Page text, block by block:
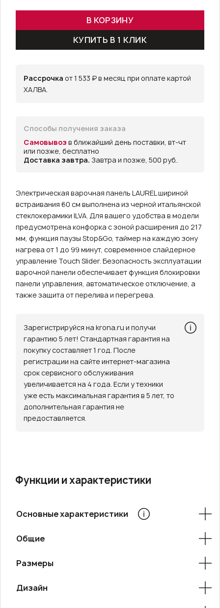
В КОРЗИНУ
КУПИТЬ В 1 КЛИК
Рассрочка от 1 533 ₽ в месяц при оплате картой
ХАЛВА.
Способы получения заказа
Самовывоз в ближайший день поставки, вт-чт
или позже, бесплатно
Доставка завтра. Завтра и позже, 500 руб..
Электрическая варочная панель LAUREL шириной
встраивания 60 см выполнена из черной итальянской
стеклокерамики ILVA. Для вашего удобства в модели
предусмотрена конфорка с зоной расширения до 217
мм, функция паузы Stop&Go, таймер на каждую зону
нагрева от 1 до 99 минут, современное слайдерное
управление Touch Slider. Безопасность эксплуатации
варочной панели обеспечивает функция блокировки
панели управления, автоматическое отключение, а
также защита от перелива и перегрева.
Зарегистрируйся на krona.ru и получи
гарантию 5 лет! Стандартная гарантия на
покупку составляет 1 год. После
регистрации на сайте интернет-магазина
срок сервисного обслуживания
увеличивается на 4 года. Если у техники
уже есть максимальная гарантия в 5 лет, то
дополнительная гарантия не
предоставляется.
Функции и характеристики
Основные характеристики
Общие
Размеры
Дизайн